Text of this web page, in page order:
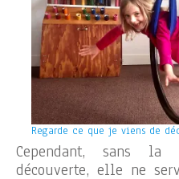
Regarde ce que je viens de
Cependant, sans la
découverte, elle ne